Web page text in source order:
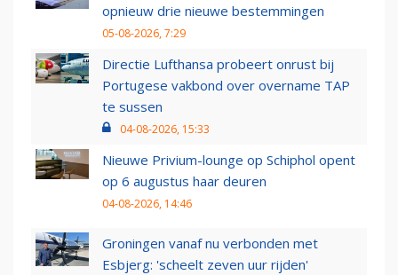
opnieuw drie nieuwe bestemmingen
05-08-2026, 7:29
Directie Lufthansa probeert onrust bij
Portugese vakbond over overname TAP
te sussen
04-08-2026, 15:33
Nieuwe Privium-lounge op Schiphol opent
op 6 augustus haar deuren
04-08-2026, 14:46
Groningen vanaf nu verbonden met
Esbjerg: 'scheelt zeven uur rijden'